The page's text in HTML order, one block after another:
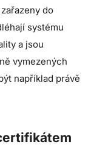
do
systému
a jsou
vymezených
například právě